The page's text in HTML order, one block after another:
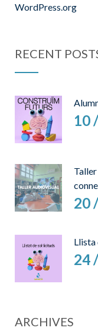
WordPress.org
RECENT
10 /
20 /
Llista
24 /
ARCHIVES